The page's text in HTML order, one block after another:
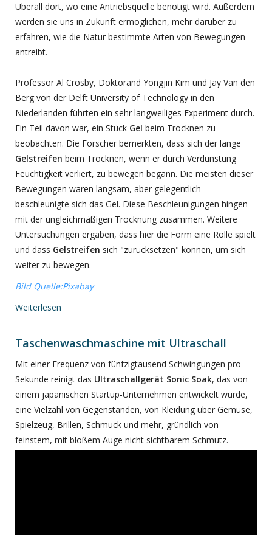
Überall dort, wo eine Antriebsquelle benötigt wird. Außerdem
werden sie uns in Zukunft ermöglichen, mehr darüber zu
erfahren, wie die Natur bestimmte Arten von Bewegungen
antreibt.
Professor Al Crosby, Doktorand Yongjin Kim und Jay Van den
Berg von der Delft University of Technology in den
Niederlanden führten ein sehr langweiliges Experiment durch.
Ein Teil davon war, ein Stück Gel beim Trocknen zu
beobachten. Die Forscher bemerkten, dass sich der lange
Gelstreifen beim Trocknen, wenn er durch Verdunstung
Feuchtigkeit verliert, zu bewegen begann. Die meisten dieser
Bewegungen waren langsam, aber gelegentlich
beschleunigte sich das Gel. Diese Beschleunigungen hingen
mit der ungleichmäßigen Trocknung zusammen. Weitere
Untersuchungen ergaben, dass hier die Form eine Rolle spielt
und dass Gelstreifen sich "zurücksetzen" können, um sich
weiter zu bewegen.
Bild Quelle:Pixabay
Weiterlesen
Taschenwaschmaschine mit Ultraschall
Mit einer Frequenz von fünfzigtausend Schwingungen pro
Sekunde reinigt das Ultraschallgerät Sonic Soak, das von
einem japanischen Startup-Unternehmen entwickelt wurde,
eine Vielzahl von Gegenständen, von Kleidung über Gemüse,
Spielzeug, Brillen, Schmuck und mehr, gründlich von
feinstem, mit bloßem Auge nicht sichtbarem Schmutz.